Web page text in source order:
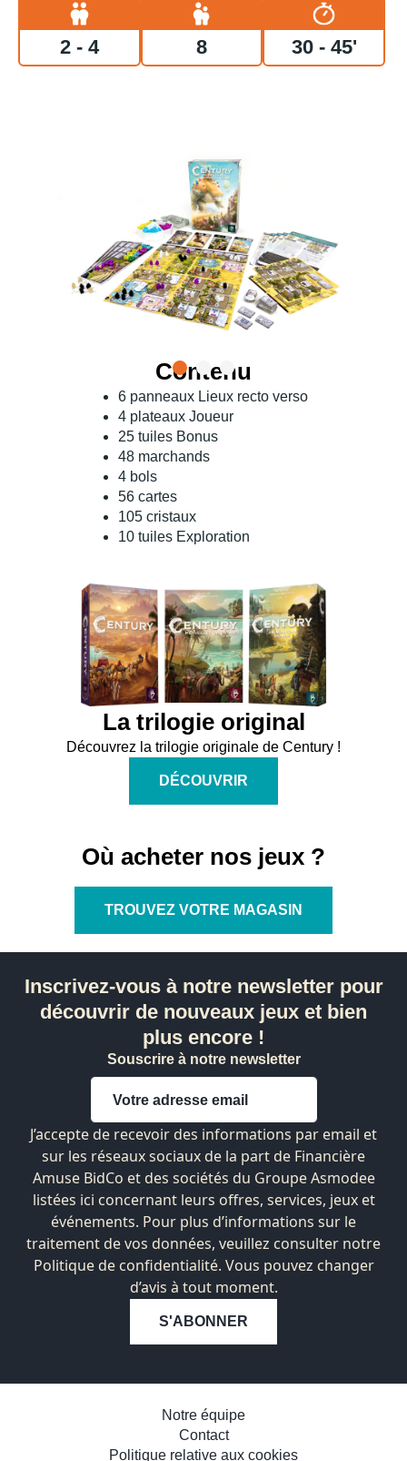
2 - 4 8 30 - 45'
Contenu
6 panneaux Lieux recto verso
4 plateaux Joueur
25 tuiles Bonus
48 marchands
4 bols
56 cartes
105 cristaux
10 tuiles Exploration
La trilogie original
Découvrez la trilogie originale de Century !
DÉCOUVRIR
Où acheter nos jeux ?
TROUVEZ VOTRE MAGASIN
Inscrivez-vous à notre newsletter pour
découvrir de nouveaux jeux et bien
plus encore !
Souscrire à notre newsletter
J’accepte de recevoir des informations par email et
sur les réseaux sociaux de la part de Financière
Amuse BidCo et des sociétés du Groupe Asmodee
listées ici concernant leurs offres, services, jeux et
événements. Pour plus d’informations sur le
traitement de vos données, veuillez consulter notre
Politique de confidentialité. Vous pouvez changer
d’avis à tout moment.
S'ABONNER
Notre équipe
Contact
Politique relative aux cookies